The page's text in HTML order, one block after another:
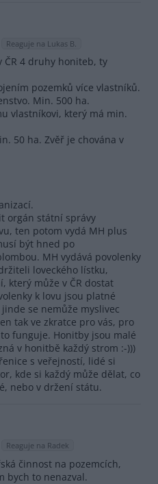
Reaguje na Lukas B.
ČR 4 druhy honiteb, ty
pozemků více vlastníků.
Min. 500 ha.
vlastníkovi, který má min.
50 ha. Zvěř je chována v
orgán státní správy
ten potom vydá MH plus
být hned po
MH vydává povolenky
loveckého lístku,
který může v ČR dostat
k lovu jsou platné
se nemůže myslivec
tak ve zkratce pro vás, pro
funguje. Honitby jsou malé
v honitbě každý strom :-)))
s veřejností, lidé si
kde si každý může dělat, co
nebo v držení státu.
Reaguje na Radek
činnost na pozemcích,
bych to nenazval.